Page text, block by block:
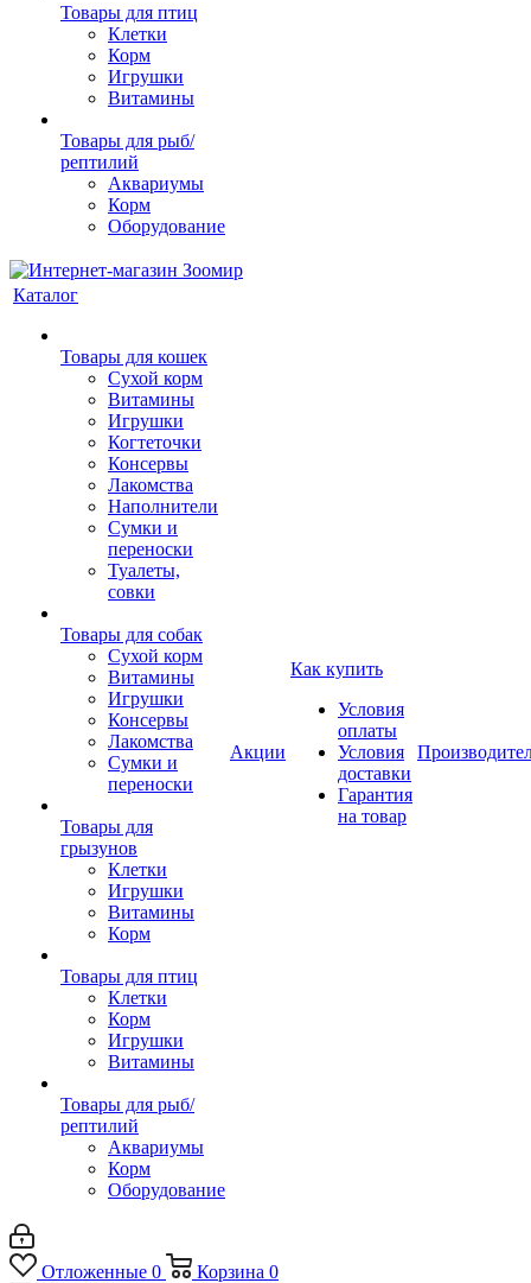
Товары для птиц
Клетки
Корм
Игрушки
Витамины
Товары для рыб/
рептилий
Аквариумы
Корм
Оборудование
Каталог
Товары для кошек
Cухой корм
Витамины
Игрушки
Когтеточки
Консервы
Лакомства
Наполнители
Сумки и
переноски
Туалеты,
совки
Товары для собак
Cухой корм
Витамины
Игрушки
Консервы
Лакомства
Сумки и
переноски
Товары для
грызунов
Клетки
Игрушки
Витамины
Корм
Товары для птиц
Клетки
Корм
Игрушки
Витамины
Товары для рыб/
рептилий
Аквариумы
Корм
Оборудование
Акции
Как купить
Условия
оплаты
Условия
доставки
Гарантия
на товар
Отложенные 0 Корзина 0